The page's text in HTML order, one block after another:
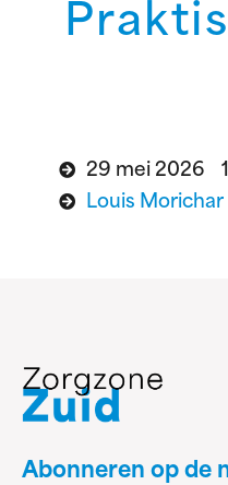
29 mei 2026
Louis Morichar
Abonneren op de